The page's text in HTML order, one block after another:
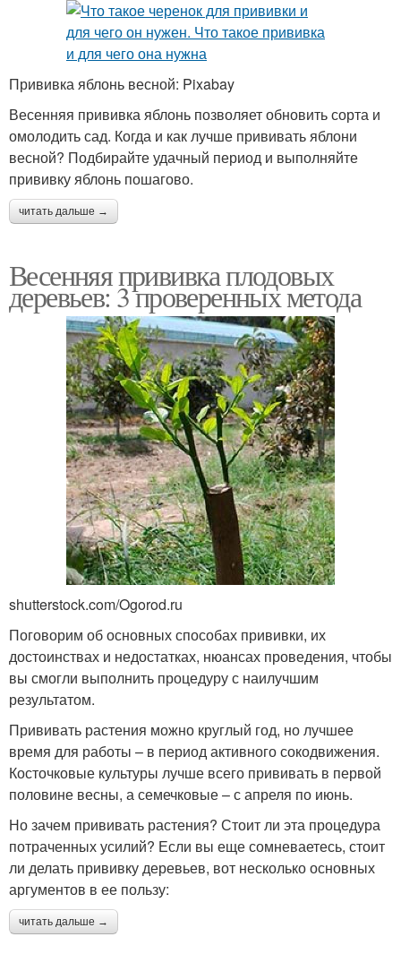
Прививка яблонь весной: Pixabay
Весенняя прививка яблонь позволяет обновить сорта и
омолодить сад. Когда и как лучше прививать яблони
весной? Подбирайте удачный период и выполняйте
прививку яблонь пошагово.
читать дальше →
Весенняя прививка плодовых
деревьев: 3 проверенных метода
shutterstock.com/Ogorod.ru
Поговорим об основных способах прививки, их
достоинствах и недостатках, нюансах проведения, чтобы
вы смогли выполнить процедуру с наилучшим
результатом.
Прививать растения можно круглый год, но лучшее
время для работы – в период активного сокодвижения.
Косточковые культуры лучше всего прививать в первой
половине весны, а семечковые – с апреля по июнь.
Но зачем прививать растения? Стоит ли эта процедура
потраченных усилий? Если вы еще сомневаетесь, стоит
ли делать прививку деревьев, вот несколько основных
аргументов в ее пользу:
читать дальше →